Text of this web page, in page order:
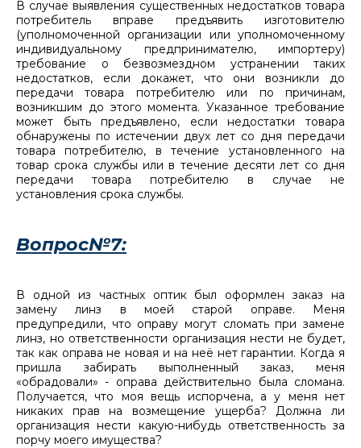
В случае выявления существенных недостатков товара
потребитель вправе предъявить изготовителю
(уполномоченной организации или уполномоченному
индивидуальному предпринимателю, импортеру)
требование о безвозмездном устранении таких
недостатков, если докажет, что они возникли до
передачи товара потребителю или по причинам,
возникшим до этого момента. Указанное требование
может быть предъявлено, если недостатки товара
обнаружены по истечении двух лет со дня передачи
товара потребителю, в течение установленного на
товар срока службы или в течение десяти лет со дня
передачи товара потребителю в случае не
установления срока службы.
Вопрос№7:
В одной из частных оптик был оформлен заказ на
замену линз в моей старой оправе. Меня
предупредили, что оправу могут сломать при замене
линз, но ответственности организация нести не будет,
так как оправа не новая и на неё нет гарантии. Когда я
пришла забирать выполненный заказ, меня
«обрадовали» - оправа действительно была сломана.
Получается, что моя вещь испорчена, а у меня нет
никаких прав на возмещение ущерба? Должна ли
организация нести какую-нибудь ответственность за
порчу моего имущества?